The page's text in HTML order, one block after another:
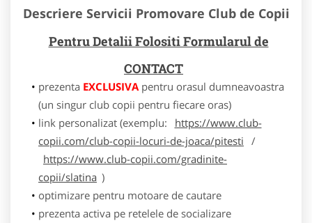
Descriere Servicii Promovare Club de Copii
Pentru Detalii Folositi Formularul de
CONTACT
prezenta EXCLUSIVApentru orasul dumneavoastra
(un singur club copii pentru fiecare oras)
link personalizat (exemplu:
https://www.club-
copii.com/club-copii-locuri-de-joaca/pitesti /
https://www.club-copii.com/gradinite-
copii/slatina )
optimizare pentru motoare de cautare
prezenta activa pe retelele de socializare